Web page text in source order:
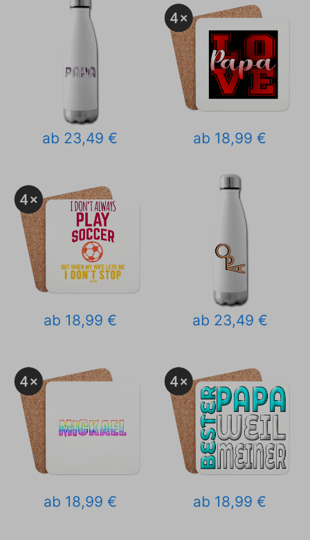
ab 23,49 € ab 18,99 €
ab 18,99 € ab 23,49 €
ab 18,99 € ab 18,99 €